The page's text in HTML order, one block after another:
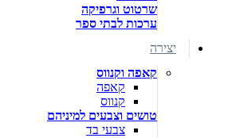
שרטוט וגרפיקה
ערכות לבתי ספר
יצירה
קאפה וקנווס
קאפה
קנווס
טושים וצבעים למיניהם
צבעי בד